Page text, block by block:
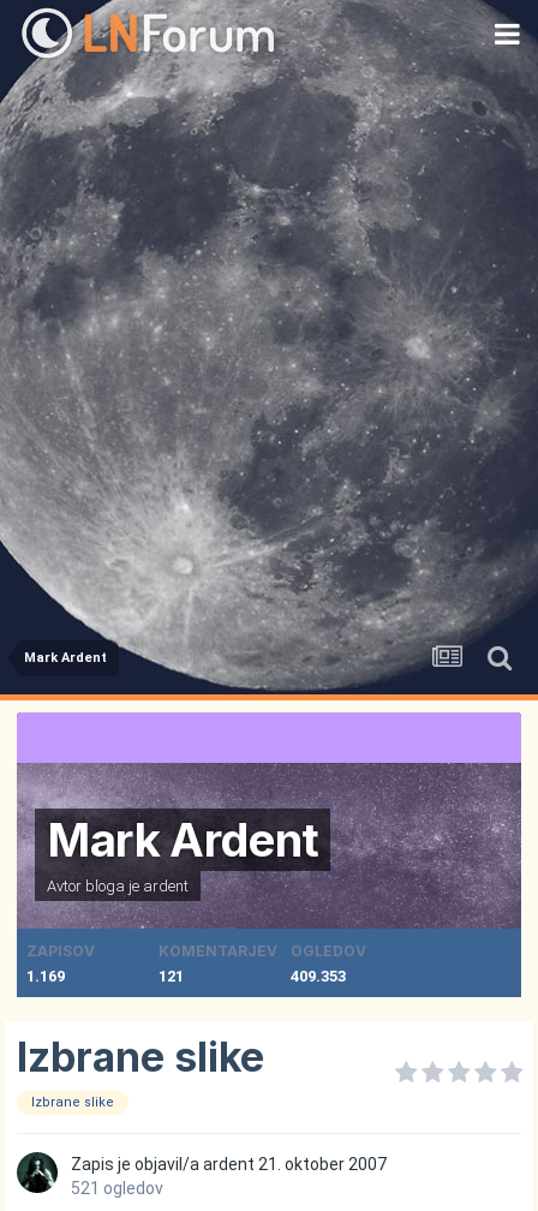
Mark Ardent
Mark Ardent
Avtor bloga je ardent
ZAPISOV
1.169
KOMENTARJEV
121
OGLEDOV
409.353
Izbrane slike
Izbrane slike
Zapis je objavil/aardent 21. oktober 2007
521 ogledov